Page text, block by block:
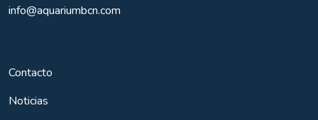
info@aquariumbcn.com
Contacto
Noticias